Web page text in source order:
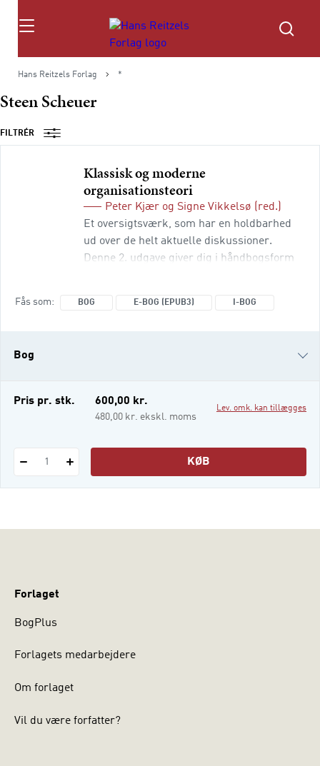
Søg
Hans Reitzels Forlag *
Steen Scheuer
FILTRÉR
Klassisk og moderne
organisationsteori
Peter Kjær og Signe Vikkelsø
(red.)
Et oversigtsværk, som har en holdbarhed
ud over de helt aktuelle diskussioner.
Denne 2. udgave giver dig i håndbogsform
"samfund af organisationer”. Det betyder, at
fra
Fås som BOG E-BOG (EPUB3) I-BOG
Bog
e-bog (epub3)
Pris pr. stk. 600,00 kr.
480,00 kr. ekskl. moms
Lev. omk. kan tillægges
1 KØB
Forlaget
BogPlus
Forlagets medarbejdere
Om forlaget
Vil du være forfatter?